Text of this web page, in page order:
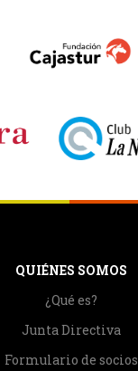
QUIÉNES SOMOS
¿Qué es?
Junta Directiva
Formulario de socios